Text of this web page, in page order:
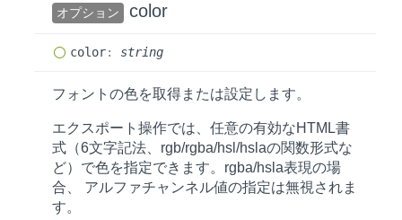
オプション color
color: string
フォントの色を取得または設定します。
エクスポート操作では、任意の有効なHTML書
式（6文字記法、rgb/rgba/hsl/hslaの関数形式な
ど）で色を指定できます。rgba/hsla表現の場
合、 アルファチャンネル値の指定は無視されま
す。